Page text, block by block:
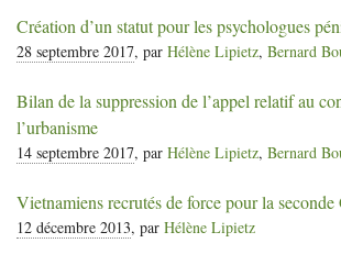
Création d’un statut pour les psychologues
28 septembre 2017, par Hélène Lipietz, Bernard
Bilan de la suppression de l’appel relatif au
l’urbanisme
14 septembre 2017, par Hélène Lipietz, Bernard
Vietnamiens recrutés de force pour la
12 décembre 2013, par Hélène Lipietz